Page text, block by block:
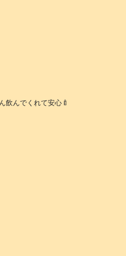
飲んでくれて安心🍼